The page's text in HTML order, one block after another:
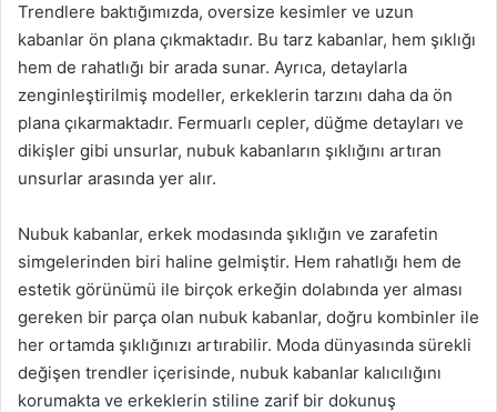
Trendlere baktığımızda, oversize kesimler ve uzun
kabanlar ön plana çıkmaktadır. Bu tarz kabanlar, hem şıklığı
hem de rahatlığı bir arada sunar. Ayrıca, detaylarla
zenginleştirilmiş modeller, erkeklerin tarzını daha da ön
plana çıkarmaktadır. Fermuarlı cepler, düğme detayları ve
dikişler gibi unsurlar, nubuk kabanların şıklığını artıran
unsurlar arasında yer alır.
Nubuk kabanlar, erkek modasında şıklığın ve zarafetin
simgelerinden biri haline gelmiştir. Hem rahatlığı hem de
estetik görünümü ile birçok erkeğin dolabında yer alması
gereken bir parça olan nubuk kabanlar, doğru kombinler ile
her ortamda şıklığınızı artırabilir. Moda dünyasında sürekli
değişen trendler içerisinde, nubuk kabanlar kalıcılığını
korumakta ve erkeklerin stiline zarif bir dokunuş